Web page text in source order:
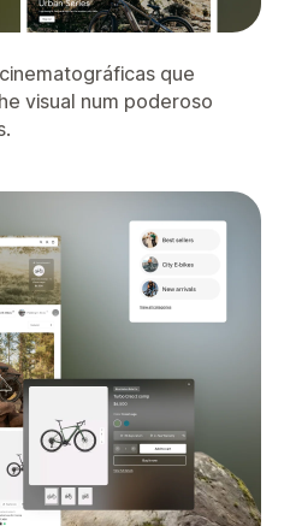
que
visual num poderoso